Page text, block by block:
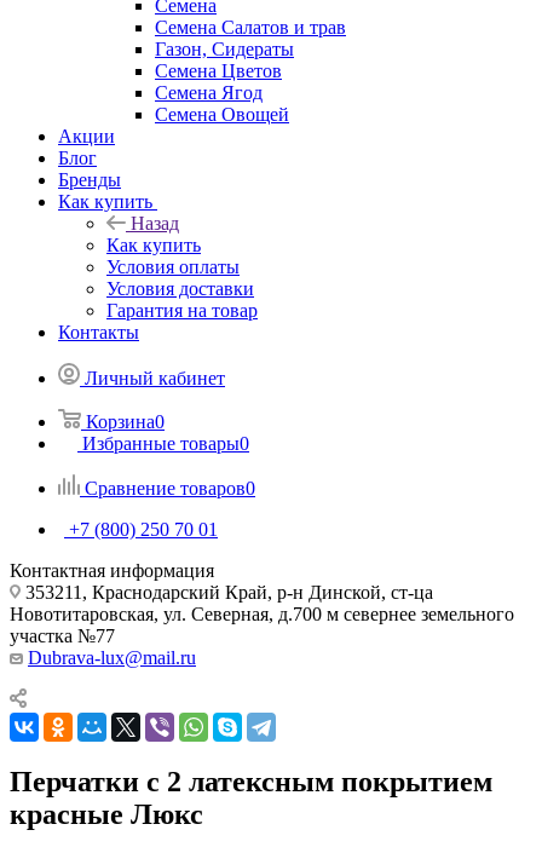
Семена
Семена Салатов и трав
Газон, Сидераты
Семена Цветов
Семена Ягод
Семена Овощей
Акции
Блог
Бренды
Как купить
Назад
Как купить
Условия оплаты
Условия доставки
Гарантия на товар
Контакты
Личный кабинет
Корзина0
Избранные товары0
Сравнение товаров0
+7 (800) 250 70 01
Контактная информация
353211, Краснодарский Край, р-н Динской, ст-ца
Новотитаровская, ул. Северная, д.700 м севернее земельного
участка №77
Dubrava-lux@mail.ru
Перчатки с 2 латексным покрытием
красные Люкс